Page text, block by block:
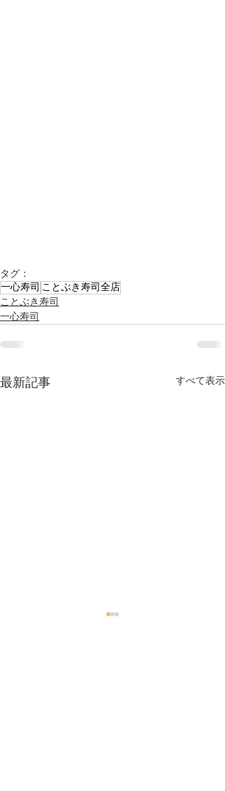
タグ：
一心寿司 ことぶき寿司全店
ことぶき寿司
一心寿司
最新記事 すべて表示